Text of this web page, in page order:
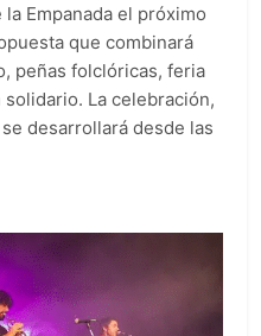
Empanada el próximo
que combinará
peñas folclóricas, feria
La celebración,
desarrollará desde las